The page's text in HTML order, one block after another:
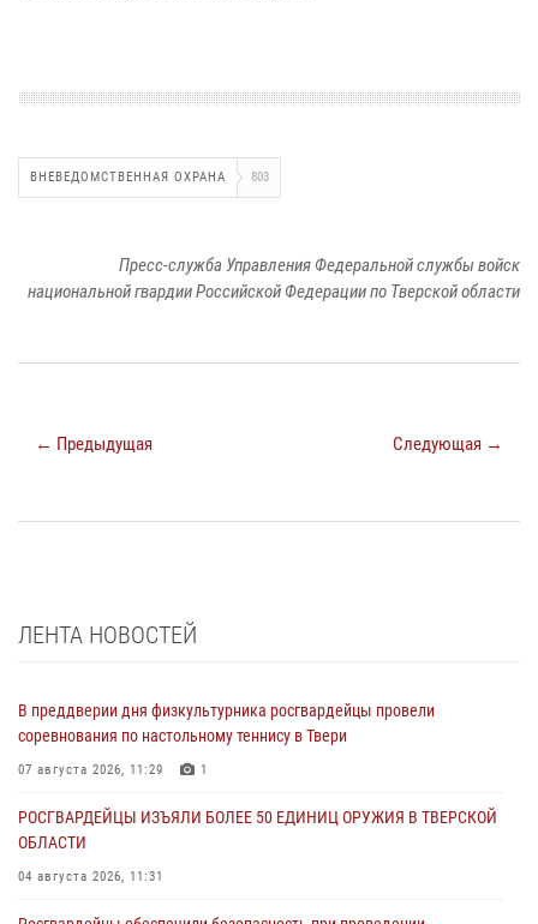
ВНЕВЕДОМСТВЕННАЯ ОХРАНА 803
Пресс-служба Управления Федеральной службы войск
национальной гвардии Российской Федерации по Тверской области
← Предыдущая Следующая →
ЛЕНТА НОВОСТЕЙ
В преддверии дня физкультурника росгвардейцы провели
соревнования по настольному теннису в Твери
07 августа 2026, 11:29 1
РОСГВАРДЕЙЦЫ ИЗЪЯЛИ БОЛЕЕ 50 ЕДИНИЦ ОРУЖИЯ В ТВЕРСКОЙ
ОБЛАСТИ
04 августа 2026, 11:31